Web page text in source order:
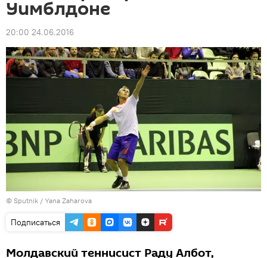
Уимблдоне
20:00 24.06.2016
© Sputnik / Yana Zaharova
Подписаться
Молдавский теннисист Раду Албот,